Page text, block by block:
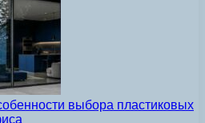
выбора пластиковых